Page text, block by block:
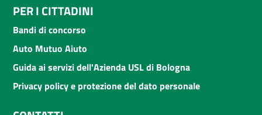
PER I CITTADINI
Bandi di concorso
Auto Mutuo Aiuto
Guida ai servizi dell'Azienda USL di Bologna
Privacy policy e protezione del dato personale